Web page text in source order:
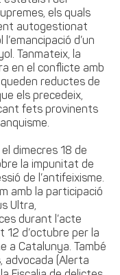
els quals
autogestionat
d’un
Tanmateix, la
en el conflicte amb
reductes de
els precedeix,
fets provinents
dimecres 18 de
la impunitat de
de l’antifeixisme.
amb la participació
Ultra,
durant l’acte
d’octubre per la
a Catalunya. També
advocada (Alerta